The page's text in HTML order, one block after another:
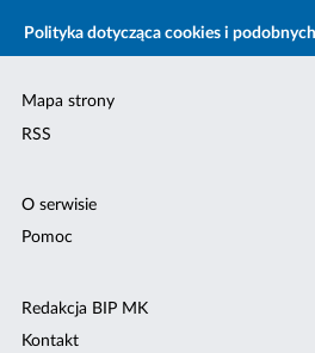
Polityka dotycząca cookies i
Mapa strony
RSS
O serwisie
Pomoc
Redakcja BIP MK
Kontakt